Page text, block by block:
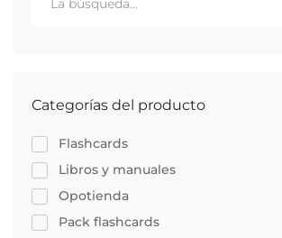
Categorías del producto
Flashcards
Libros y manuales
Opotienda
Pack flashcards